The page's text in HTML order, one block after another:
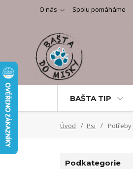
O nás Spolu pomáháme
BAŠTA TIP
Úvod Psi Potřeby
Podkategorie